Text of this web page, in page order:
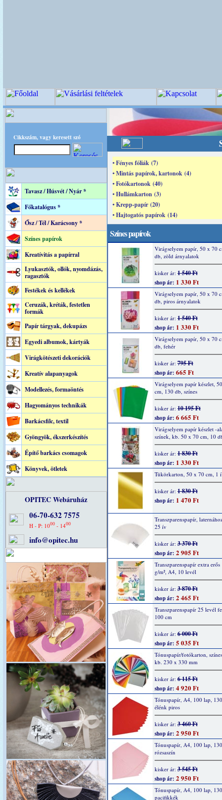
Cikkszám, vagy keresett szó
Tavasz / Húsvét / Nyár *
Főkatalógus *
Ősz / Tél / Karácsony *
Színes papírok
Kreatívitás a papírral
Lyukasztók, ollók, nyomdázás,
ragasztók
Festékek és kellékek
Ceruzák, kréták, festetlen
formák
Papír tárgyak, dekupázs
Egyedi albumok, kártyák
Virágkötészeti dekorációk
Kreatív alapanyagok
Modellezés, formaöntés
Hagyományos technikák
Barkácsfilc, textil
Gyöngyök, ékszerkészítés
Építő barkács csomagok
Könyvek, ötletek
OPITEC Webáruház
06-70-632 7575
H - P: 1000- 1400
info@opitec.hu
• Fényes fóliák (7)
• Mintás papírok, kartonok (4)
• Fotókartonok (40)
• Hullámkarton (3)
• Krepp-papír (20)
• Hajtogatós papírok (14)
Színes papírok
Virágselyem papír, 50 x 70
db, zöld árnyalatok
kisker ár: 1 540 Ft
shop ár: 1 330 Ft
Virágselyem papír, 50 x 70
db, piros árnyalatok
kisker ár: 1 540 Ft
shop ár: 1 330 Ft
Virágselyem papír, 50 x 70
db, fehér
kisker ár: 795 Ft
shop ár: 665 Ft
Virágselyem papír készlet,
cm, 130 db, színes
kisker ár: 10 195 Ft
shop ár: 6 665 Ft
Virágselyem papír készlet -
színek, kb. 50 x 70 cm, 10
kisker ár: 1 830 Ft
shop ár: 1 330 Ft
Tükörkarton, 50 x 70 cm, 1
kisker ár: 1 830 Ft
shop ár: 1 470 Ft
Transzparenspapír,
25 ív
kisker ár: 3 370 Ft
shop ár: 2 905 Ft
Transzparenspapír extra erős
g/m², A4, 10 levél
kisker ár: 3 870 Ft
shop ár: 2 465 Ft
Transzparenspapír 25 levél
100 cm
kisker ár: 6 000 Ft
shop ár: 5 035 Ft
Tónuspapír/fotókarton,
kb. 230 x 330 mm
kisker ár: 6 115 Ft
shop ár: 4 920 Ft
Tónuspapír, A4, 100 lap,
élénk piros
kisker ár: 3 460 Ft
shop ár: 2 950 Ft
Tónuspapír, A4, 100 lap,
rózsaszín
kisker ár: 3 545 Ft
shop ár: 2 950 Ft
Tónuspapír, A4, 100 lap,
pacifikkék